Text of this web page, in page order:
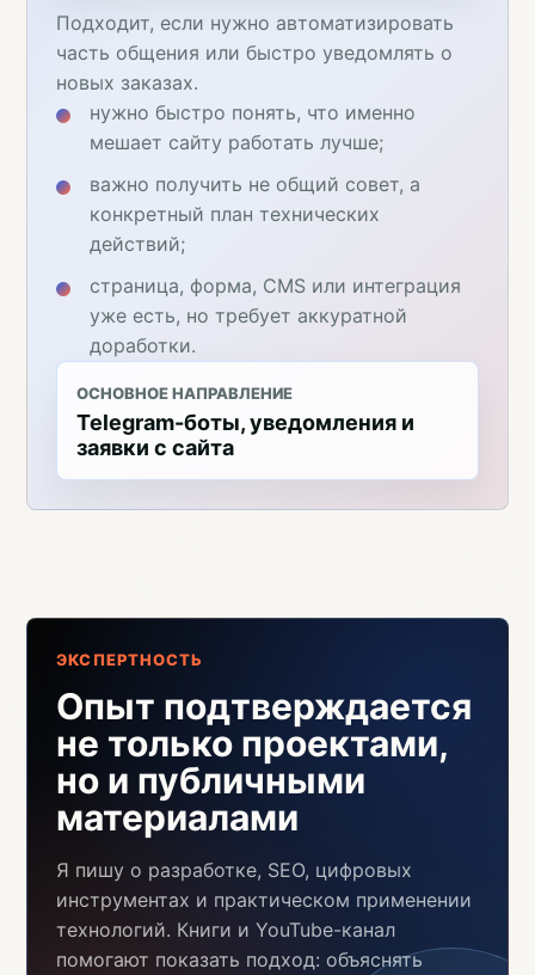
Подходит, если нужно автоматизировать
часть общения или быстро уведомлять о
новых заказах.
нужно быстро понять, что именно
мешает сайту работать лучше;
важно получить не общий совет, а
конкретный план технических
действий;
страница, форма, CMS или интеграция
уже есть, но требует аккуратной
доработки.
ОСНОВНОЕ НАПРАВЛЕНИЕ
Telegram-боты, уведомления и
заявки с сайта
ЭКСПЕРТНОСТЬ
Опыт подтверждается
не только проектами,
но и публичными
материалами
Я пишу о разработке, SEO, цифровых
инструментах и практическом применении
технологий. Книги и YouTube-канал
помогают показать подход: объяснять